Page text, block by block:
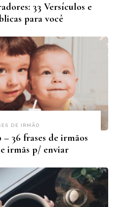
33 Versículos e
para você
DE IRMÃO
– 36 frases de irmãos
irmãs p/ enviar